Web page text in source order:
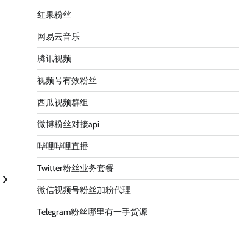
红果粉丝
网易云音乐
腾讯视频
视频号有效粉丝
西瓜视频群组
微博粉丝对接api
哔哩哔哩直播
Twitter粉丝业务套餐
微信视频号粉丝加粉代理
Telegram粉丝哪里有一手货源